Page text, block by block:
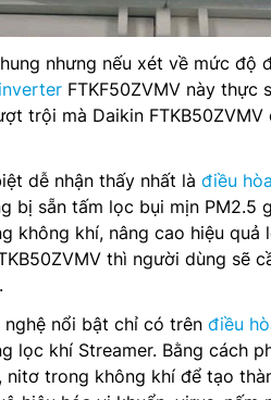
nhưng nếu xét về mức độ
FTKF50ZVMV này thực
trội mà Daikin
dễ nhận thấy nhất là điều
bị sẵn tấm lọc bụi mịn PM2.5
không khí, nâng cao hiệu
thì người dùng sẽ
nổi bật chỉ có trên điều
lọc khí Streamer. Bằng cách
trong không khí để tạo